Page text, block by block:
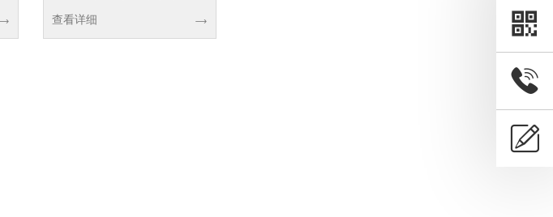
向器
查看详细
在线
客服
微信
客服